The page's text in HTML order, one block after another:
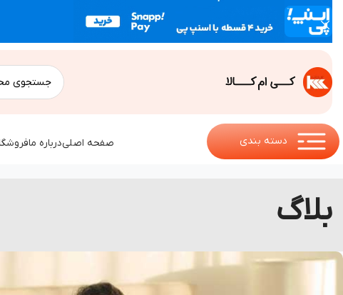
دسته بندی صفحه اصلیدرباره ما
بلاگ